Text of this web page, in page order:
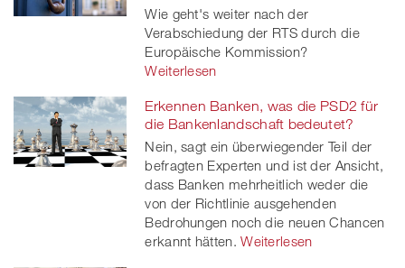
Wie geht's weiter nach der
Verabschiedung der RTS durch die
Europäische Kommission?
Weiterlesen
Erkennen Banken, was die PSD2 für
die Bankenlandschaft bedeutet?
Nein, sagt ein überwiegender Teil der
befragten Experten und ist der Ansicht,
dass Banken mehrheitlich weder die
von der Richtlinie ausgehenden
Bedrohungen noch die neuen Chancen
erkannt hätten. Weiterlesen